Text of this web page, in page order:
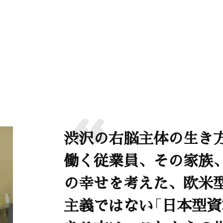
渋沢の右脳主体の生き
働く従業員、その家族
の幸せを考えた、欧米
主義ではない「日本型